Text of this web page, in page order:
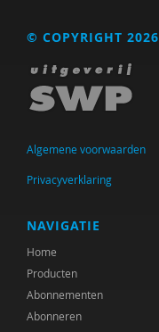
© COPYRIGHT 2026
Algemene voorwaarden
Privacyverklaring
NAVIGATIE
Home
Producten
Abonnementen
Abonneren